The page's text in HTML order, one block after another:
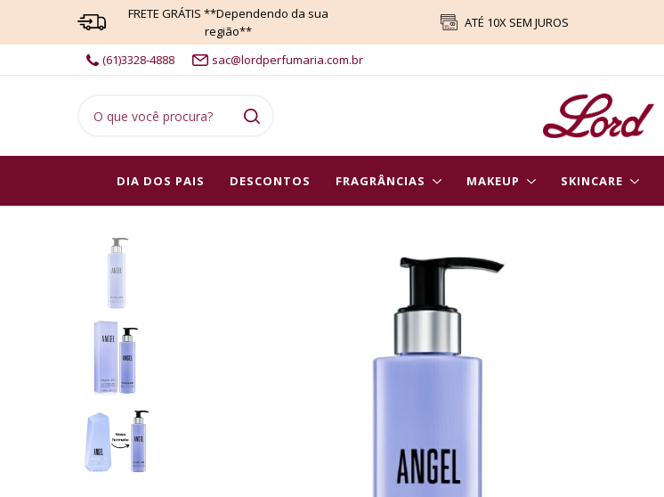
FRETE GRÁTIS **Dependendo da sua
região**
ATÉ 10X SEM JUROS
(61)3328-4888
sac@lordperfumaria.com.br
DIA DOS PAIS DESCONTOS FRAGRÂNCIAS MAKEUP SKINCARE